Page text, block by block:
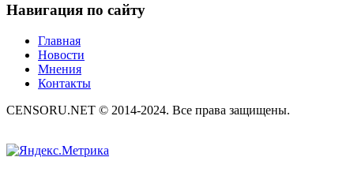
Навигация по сайту
Главная
Новости
Мнения
Контакты
CENSORU.NET © 2014-2024. Все права защищены.